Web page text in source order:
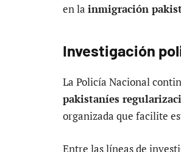
en la inmigración
Investigación
La Policía Nacional
pakistaníes
organizada que facilite
Entre las líneas de